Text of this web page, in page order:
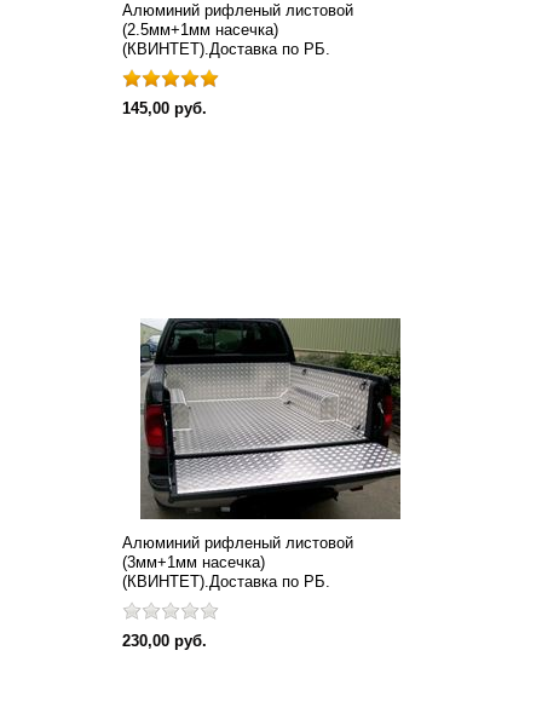
Алюминий рифленый листовой
(2.5мм+1мм насечка)
(КВИНТЕТ).Доставка по РБ.
145,00 руб.
Алюминий рифленый листовой
(3мм+1мм насечка)
(КВИНТЕТ).Доставка по РБ.
230,00 руб.